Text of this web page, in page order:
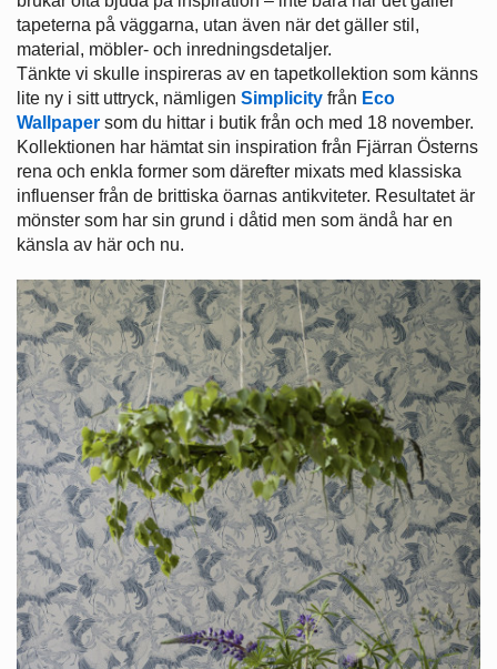
tapeterna på väggarna, utan även när det gäller stil,
material, möbler- och inredningsdetaljer.
Tänkte vi skulle inspireras av en tapetkollektion som känns
lite ny i sitt uttryck, nämligen Simplicity från Eco
Wallpaper som du hittar i butik från och med 18 november.
Kollektionen har hämtat sin inspiration från Fjärran Österns
rena och enkla former som därefter mixats med klassiska
influenser från de brittiska öarnas antikviteter. Resultatet är
mönster som har sin grund i dåtid men som ändå har en
känsla av här och nu.